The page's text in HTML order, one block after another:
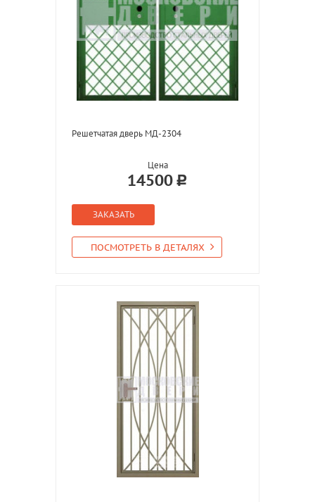
Решетчатая дверь МД-2304
Цена
14500
ЗАКАЗАТЬ
ПОСМОТРЕТЬ В ДЕТАЛЯХ